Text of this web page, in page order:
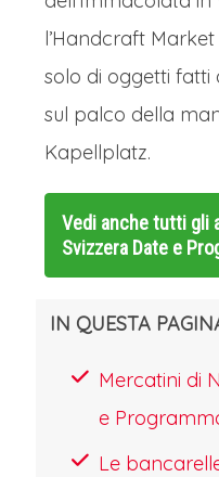
luoghi
collezionare
quali le
Kléber”, con
Natale,
un'atmosfera
scattare
l’Handcraft
solo di oggetti fatti
sul palco della
Kapellplatz.
Vedi anche tutti gli
Svizzera Date e
IN QUESTA
Mercatini di
e
Le